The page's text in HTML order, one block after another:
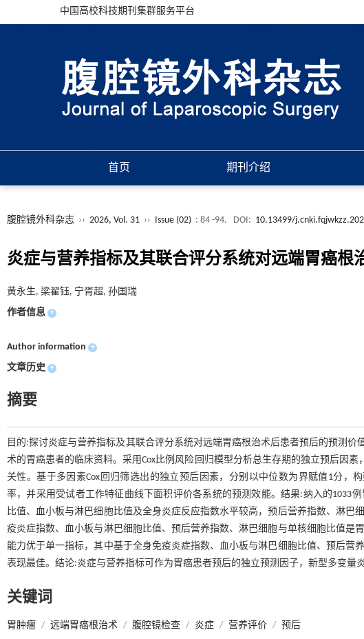
中国高校科技期刊集群服务平台
首页 期刊介绍
腹腔镜外科杂志 ›› 2026, Vol. 31 ›› Issue (02) : 84 -94. DOI: 10.13499/
炎症与营养指标及其联合评分系统对远端胃癌根
黄永生, 梁翟钰, 宁胥超, 孙国瑞
作者信息 +
Author information +
文章历史 +
摘要
目的:探讨炎症与营养指标及其联合评分系统对远端胃癌根治术后患者预后的预测价
术的胃癌患者的临床资料。采用Cox比例风险回归模型分析总生存期的独立预后因素
关性。基于多因素Cox回归筛选出的独立预后因素，分别以中位数为界赋值1分，
率，并采用受试者工作特征曲线下面积评价各系统的预测效能。结果:纳入的1033
比值、血小板与淋巴细胞比值及全身炎症反应指数水平较高，预后营养指数、淋巴
疫炎症指数、血小板与淋巴细胞比值、预后营养指数、淋巴细胞与单核细胞比值是
能力优于单一指标，其中基于全身免疫炎症指数、血小板与淋巴细胞比值、预后营
表现最佳。结论:炎症与营养指标可作为胃癌患者预后的独立预测因子，新型多变量
关键词
胃肿瘤 / 远端胃癌根治术 / 腹腔镜检查 / 炎症 / 营养评价 / 预后